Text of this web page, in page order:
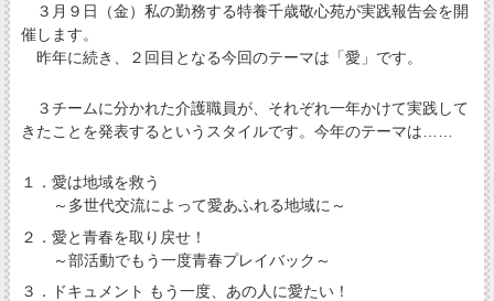
３月９日（金）私の勤務する特養千歳敬心苑が実践報告会を開
催します。
昨年に続き、２回目となる今回のテーマは「愛」です。
３チームに分かれた介護職員が、それぞれ一年かけて実践して
きたことを発表するというスタイルです。今年のテーマは……
１．愛は地域を救う
～多世代交流によって愛あふれる地域に～
２．愛と青春を取り戻せ！
～部活動でもう一度青春プレイバック～
３．ドキュメント もう一度、あの人に愛たい！